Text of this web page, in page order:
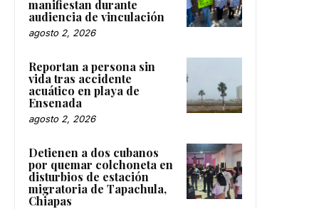
manifiestan durante
audiencia de vinculación
agosto 2, 2026
Reportan a persona sin
vida tras accidente
acuático en playa de
Ensenada
agosto 2, 2026
Detienen a dos cubanos
por quemar colchoneta en
disturbios de estación
migratoria de Tapachula,
Chiapas